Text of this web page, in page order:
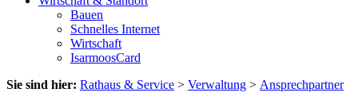
Bauen
Schnelles Internet
Wirtschaft
IsarmoosCard
Sie sind hier: Rathaus & Service > Verwaltung > Ansprechpartner